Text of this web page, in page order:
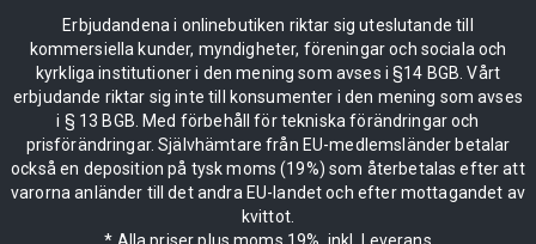
Erbjudandena i onlinebutiken riktar sig uteslutande till
kommersiella kunder, myndigheter, föreningar och sociala och
kyrkliga institutioner i den mening som avses i §14 BGB. Vårt
erbjudande riktar sig inte till konsumenter i den mening som avses
i § 13 BGB. Med förbehåll för tekniska förändringar och
prisförändringar. Självhämtare från EU-medlemsländer betalar
också en deposition på tysk moms (19%) som återbetalas efter att
varorna anländer till det andra EU-landet och efter mottagandet av
kvittot.